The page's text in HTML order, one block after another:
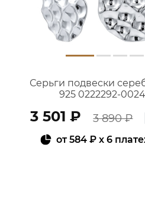
Серьги подвески
925 0222292-
3 501 ₽ 3 890 ₽
от584 ₽ x 6